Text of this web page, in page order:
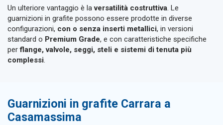
Un ulteriore vantaggio è laversatilità costruttiva. Le
guarnizioni in grafite possono essere prodotte in diverse
configurazioni, con o senza inserti metallici, in versioni
standard o Premium Grade, e con caratteristiche specifiche
perflange, valvole, seggi, steli e sistemi di tenuta più
complessi.
Guarnizioni in grafite Carrara a
Casamassima